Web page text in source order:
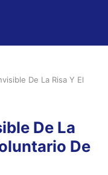
De La Risa Y El
De La
De